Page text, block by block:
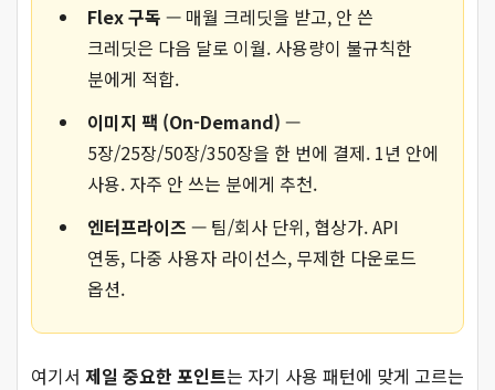
Flex 구독 — 매월 크레딧을 받고, 안 쓴
크레딧은 다음 달로 이월. 사용량이 불규칙한
분에게 적합.
이미지 팩 (On-Demand) —
5장/25장/50장/350장을 한 번에 결제. 1년 안에
사용. 자주 안 쓰는 분에게 추천.
엔터프라이즈 — 팀/회사 단위, 협상가. API
연동, 다중 사용자 라이선스, 무제한 다운로드
옵션.
여기서 제일 중요한 포인트는 자기 사용 패턴에 맞게 고르는